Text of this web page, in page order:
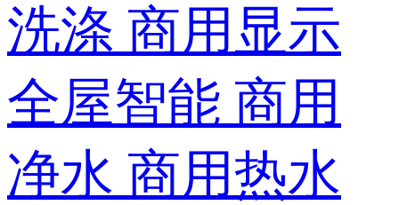
洗涤 商用显示
全屋智能 商用
净水 商用热水